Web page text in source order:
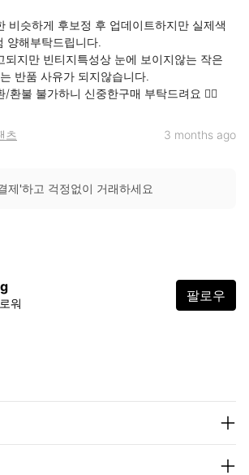
비슷하게 후보정 후 업데이트하지만 실제색
양해부탁드립니다.
되지만 빈티지특성상 눈에 보이지않는 작은
반품 사유가 되지않습니다.
/환불 불가하니 신중한구매 부탁드려요 🙇‍♀️
츠 3 months ago
제'하고 걱정없이 거래하세요
워 팔로우